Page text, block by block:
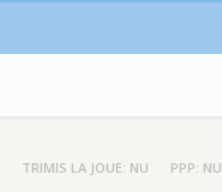
TRIMIS LA JOUE: NU PPP: NU